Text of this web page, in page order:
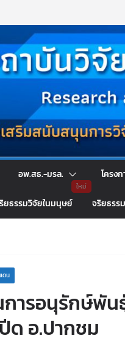
อพ.สธ.-มรล. โครง
ยธรรมวิจัยในมนุษย์ จริยธรร
ดน
การอนุรักษ์
ด อ.ปากชม